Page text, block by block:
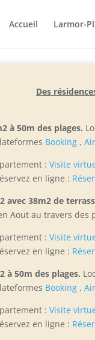
Accueil Larmor-
Des
à 50m des plages.
Booking ,
:Visite
en ligne :
avec 38m2 de
Aoutau travers des
:Visite
en ligne :
à 50m des plages.
Booking ,
:Visite
en ligne :